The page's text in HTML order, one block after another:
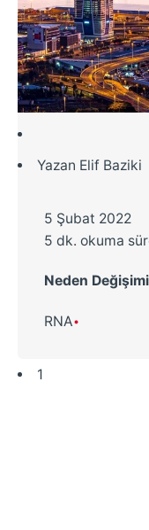
Yazan Elif Baziki
5 Şubat 2022
5 dk. okuma
Neden
RNA
1